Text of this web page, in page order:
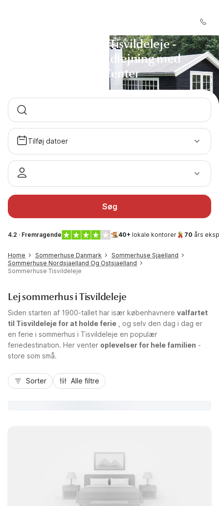
Sommerhus Tisvildeleje -
Sommerhusudlejning med
DanCenter
Tilføj datoer
Søg
4.2 · Fremragende 40+ lokale kontorer 70 års
Home Sommerhuse Danmark
Sommerhuse Sjaelland
Sommerhuse Nordsjaelland Og Ostsjaelland
Sommerhuse Tisvildeleje
Lej sommerhus i Tisvildeleje
Siden starten af 1900-tallet har især københavnere valfartet
til Tisvildeleje for at holde ferie , og selv den dag i dag er
en ferie i sommerhus i Tisvildeleje en populær
feriedestination. Her venter oplevelser for hele familien -
store som små.
Sorter Alle filtre